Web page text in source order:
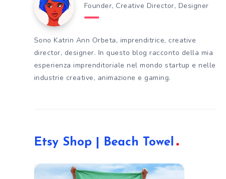
Founder, Creative Director, Designer
Sono Katrin Ann Orbeta, imprenditrice, creative
director, designer. In questo blog racconto della mia
esperienza imprenditoriale nel mondo startup e nelle
industrie creative, animazione e gaming.
Etsy Shop | Beach Towel